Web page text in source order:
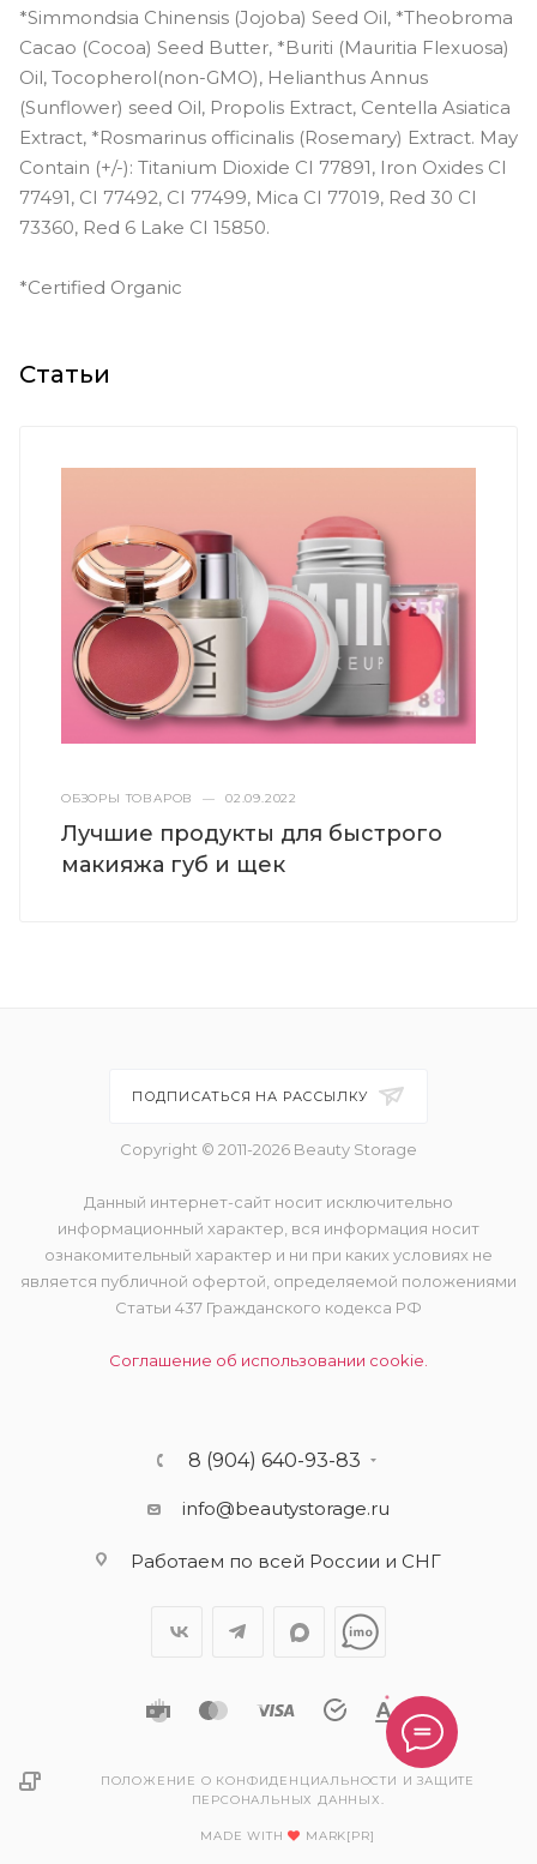
*Simmondsia Chinensis (Jojoba) Seed Oil, *Theobroma
Cacao (Cocoa) Seed Butter, *Buriti (Mauritia Flexuosa)
Oil, Tocopherol(non-GMO), Helianthus Annus
(Sunflower) seed Oil, Propolis Extract, Centella Asiatica
Extract, *Rosmarinus officinalis (Rosemary) Extract. May
Contain (+/-): Titanium Dioxide CI 77891, Iron Oxides CI
77491, CI 77492, CI 77499, Mica CI 77019, Red 30 CI
73360, Red 6 Lake CI 15850.
*Certified Organic
Статьи
ОБЗОРЫ ТОВАРОВ — 02.09.2022
Лучшие продукты для быстрого
макияжа губ и щек
ПОДПИСАТЬСЯ НА РАССЫЛКУ
Copyright © 2011-2026 Beauty Storage
Данный интернет-сайт носит исключительно
информационный характер, вся информация носит
ознакомительный характер и ни при каких условиях не
является публичной офертой, определяемой положениями
Статьи 437 Гражданского кодекса РФ
Соглашение об использовании cookie.
8 (904) 640-93-83
info@beautystorage.ru
Работаем по всей России и СНГ
ПОЛОЖЕНИЕ О КОНФИДЕНЦИАЛЬНОСТИ И ЗАЩИТЕ
ПЕРСОНАЛЬНЫХ ДАННЫХ.
MADE WITH MARK[PR]